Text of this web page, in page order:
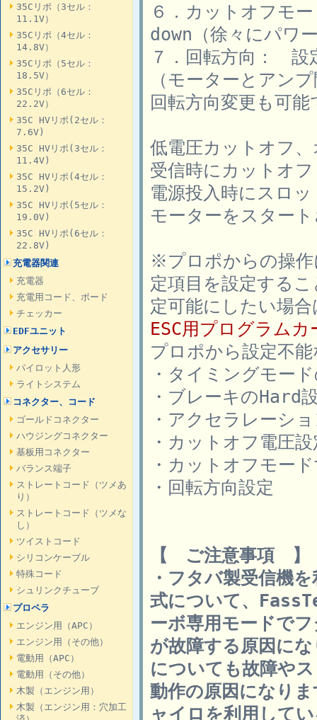
35Cリポ（3セル：
11.1V）
35Cリポ（4セル：
14.8V）
35Cリポ（5セル：
18.5V）
35Cリポ（6セル：
22.2V）
35C HVリポ(2セル：
7.6V)
35C HVリポ(3セル：
11.4V)
35C HVリポ(4セル：
15.2V)
35C HVリポ(5セル：
19.0V)
35C HVリポ(6セル：
22.8V)
充電器関連
充電器
充電用コード、ボード
チェッカー
EDFユニット
アクセサリー
パイロット人形
ライトシステム
コネクター、コード
ゴールドコネクター
ハウジングコネクター
基板用コネクター
バランス端子
ストレートコード（ツメあ
り）
ストレートコード（ツメな
し）
ツイストコード
シリコンケーブル
特殊コード
シュリンクチューブ
プロペラ
エンジン用（APC）
エンジン用（その他）
電動用（APC）
電動用（その他）
木製（エンジン用）
木製（エンジン用：穴加工
６．カットオフ
down（徐々にパワ
７．回転方向： 設
（モーターとアン
回転方向変更も可能
低電圧カットオフ
受信時にカットオフ
電源投入時にスロ
モーターをスター
※プロポからの操作
定項目を設定する
定可能にしたい場合
ESC用プログラムカ
プロポから設定不
・タイミングモー
・ブレーキのHard
・アクセラレーシ
・カットオフ電圧
・カットオフモー
・回転方向設定
【 ご注意事項 】
・フタバ製受信機
式について、
ーボ専用モードで
が故障する原因に
についても故障や
動作の原因になり
ャイロを利用して